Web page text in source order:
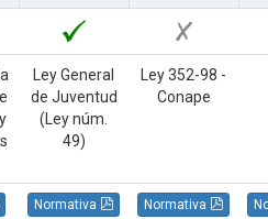
Ley General
de Juventud
(Ley núm.
49)
Ley 352-98 -
Conape
Normativa Normativa